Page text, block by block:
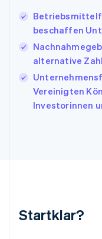
beschaffen
alternative
Vereinigten
Investorinnen
Startklar?
日本語 English
EnglishFrançais
Kroatien
EnglishItaliano
English
Liechtenstein
DeutschEnglish
Mexiko